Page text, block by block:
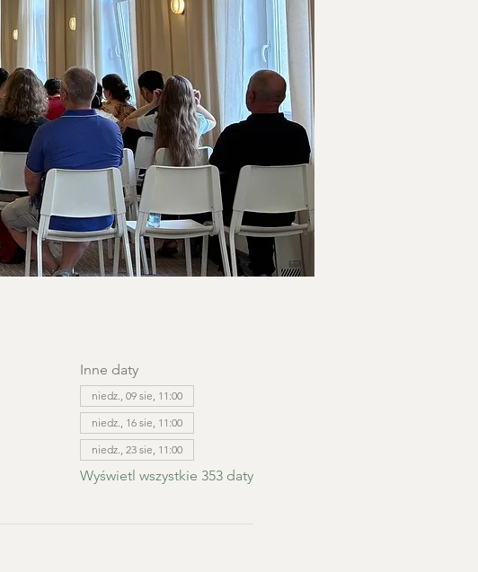
Inne daty
niedz., 09 sie, 11:00
niedz., 16 sie, 11:00
niedz., 23 sie, 11:00
Wyświetl wszystkie 353 daty